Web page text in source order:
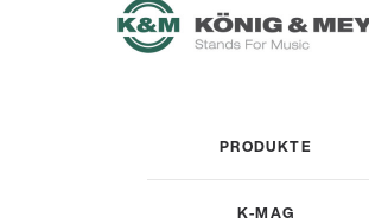
PRODUKTE
K-MAG